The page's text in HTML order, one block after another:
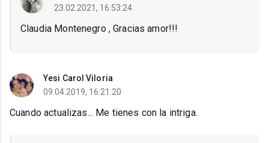
23.02.2021, 16:53:24
Claudia Montenegro , Gracias amor!!!
Yesi Carol Viloria
09.04.2019, 16:21:20
Cuando actualizas... Me tienes con la intriga.